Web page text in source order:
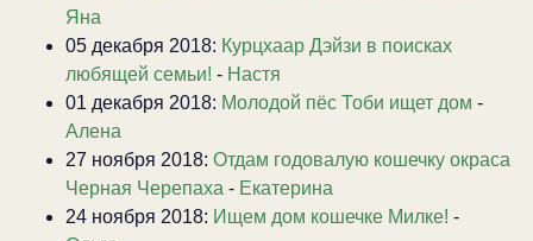
Яна
05 декабря 2018: Курцхаар Дэйзи в поисках
любящей семьи! - Настя
01 декабря 2018: Молодой пёс Тоби ищет дом -
Алена
27 ноября 2018: Отдам годовалую кошечку окраса
Черная Черепаха - Екатерина
24 ноября 2018: Ищем дом кошечке Милке! -